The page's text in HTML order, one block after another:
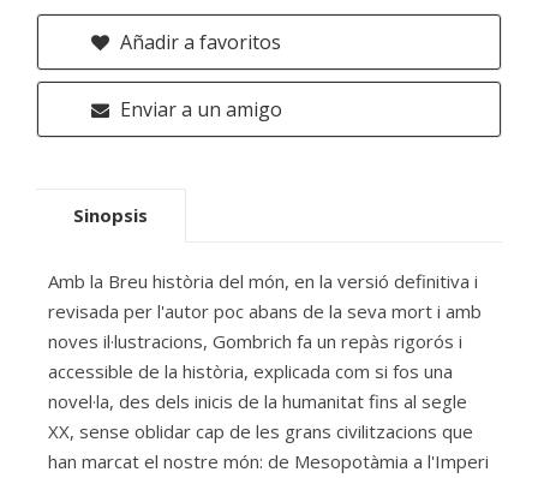
Añadir a favoritos
Enviar a un amigo
Sinopsis
Amb la Breu història del món, en la versió definitiva i
revisada per l'autor poc abans de la seva mort i amb
noves il·lustracions, Gombrich fa un repàs rigorós i
accessible de la història, explicada com si fos una
novel·la, des dels inicis de la humanitat fins al segle
XX, sense oblidar cap de les grans civilitzacions que
han marcat el nostre món: de Mesopotàmia a l'Imperi